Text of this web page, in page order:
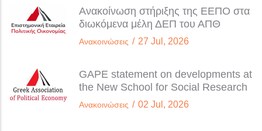
Ανακοίνωση στήριξης της ΕΕΠΟ στα
διωκόμενα μέλη ΔΕΠ του ΑΠΘ
Ανακοινώσεις / 27 Jul, 2026
GAPE statement on developments at
the New School for Social Research
Ανακοινώσεις / 02 Jul, 2026